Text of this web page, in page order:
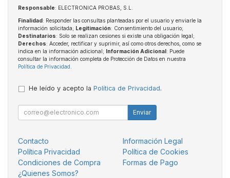
Responsable: ELECTRONICA PROBAS, S.L.
Finalidad: Responder las consultas planteadas por el usuario y enviarle la
información solicitada; Legitimación: Consentimiento del usuario;
Destinatarios: Solo se realizan cesiones si existe una obligación legal;
Derechos: Acceder, rectificar y suprimir, así como otros derechos, como se
indica en la información adicional; Información Adicional: Puede
consultar la información completa de Protección de Datos en nuestra
Política de Privacidad
He leído y acepto la Política de Privacidad.
Enviar
Contacto
Información Legal
Política Privacidad
Política de Cookies
Condiciones de Compra
Formas de Pago
¿Quienes Somos?